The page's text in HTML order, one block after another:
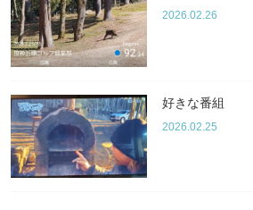
2026.02.26
好きな番組
2026.02.25